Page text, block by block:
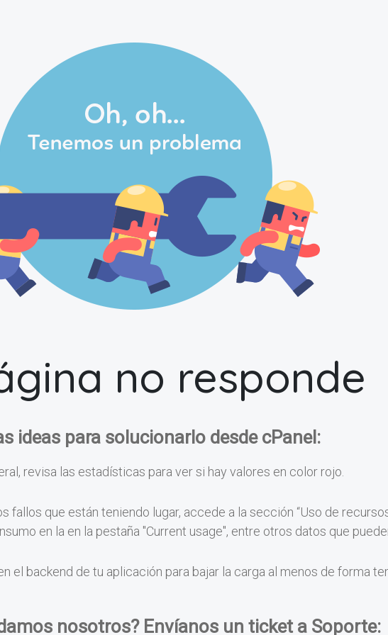
no responde
ideas para solucionarlo desde cPanel:
revisa las estadísticas para ver si hay valores en color rojo.
fallos que están teniendo lugar, accede a la sección “Uso de
en la en la pestaña "Current usage", entre otros datos que
el backend de tu aplicación para bajar la carga al menos de forma
nosotros? Envíanos un ticket a Soporte: